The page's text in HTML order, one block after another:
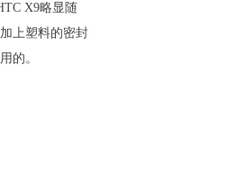
X9略显随
上塑料的密封
的。